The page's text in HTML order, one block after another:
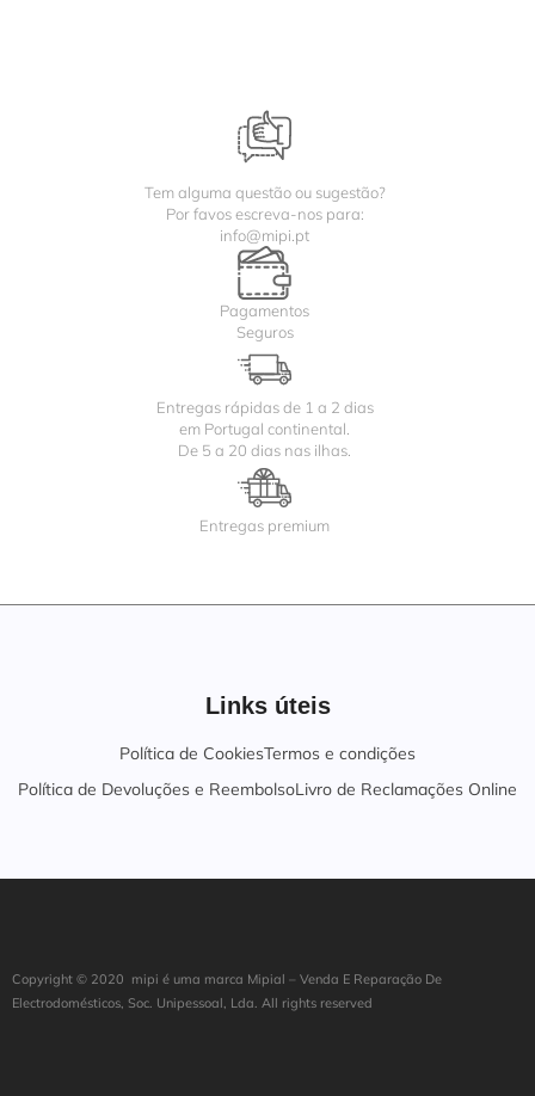
Tem alguma questão ou sugestão?
Por favos escreva-nos para:
info@mipi.pt
Pagamentos
Seguros
Entregas rápidas de 1 a 2 dias
em Portugal continental.
De 5 a 20 dias nas ilhas.
Entregas premium
Links úteis
Política de CookiesTermos e condições
Política de Devoluções e ReembolsoLivro de Reclamações Online
Copyright © 2020 mipi é uma marca Mipial – Venda E Reparação De
Electrodomésticos, Soc. Unipessoal, Lda. All rights reserved